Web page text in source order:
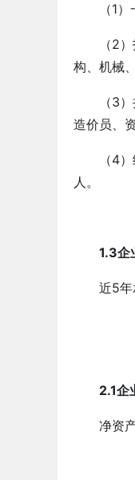
（1
（2
构、机械
（3
造价员、
（4
人。
1.3企
近5年
2.1企
净资